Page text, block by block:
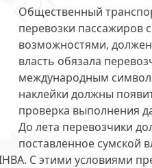
Общественный
перевозки пассажиров
возможностями,
власть обязала
международным
наклейки должны
проверка выполнения
До лета перевозчики
поставленное сумской
. С этими условиями